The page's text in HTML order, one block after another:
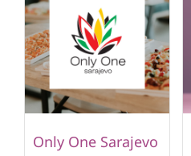
Only One Sarajevo